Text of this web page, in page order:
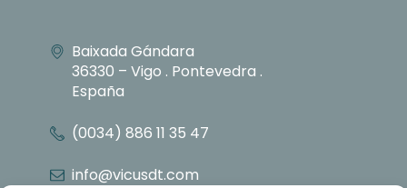
Baixada Gándara
36330 – Vigo . Pontevedra .
España
(0034) 886 11 35 47
info@vicusdt.com